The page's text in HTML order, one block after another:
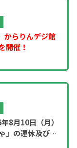
からりんデジ館
開催！
8月10日（月）
」の運休及び園